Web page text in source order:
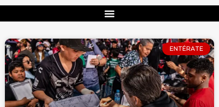
ENTÉRATE